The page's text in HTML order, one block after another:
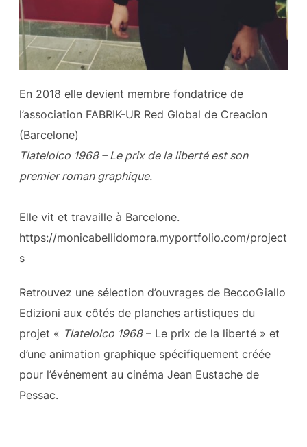
En 2018 elle devient membre fondatrice de
l’association FABRIK-UR Red Global de Creacion
(Barcelone)
Tlatelolco 1968 – Le prix de la liberté est son
premier roman graphique.
Elle vit et travaille à Barcelone.
https://monicabellidomora.myportfolio.com/project
s
Retrouvez une sélection d’ouvrages de BeccoGiallo
Edizioni aux côtés de planches artistiques du
projet « Tlatelolco 1968– Le prix de la liberté » et
d’une animation graphique spécifiquement créée
pour l’événement au cinéma Jean Eustache de
Pessac.